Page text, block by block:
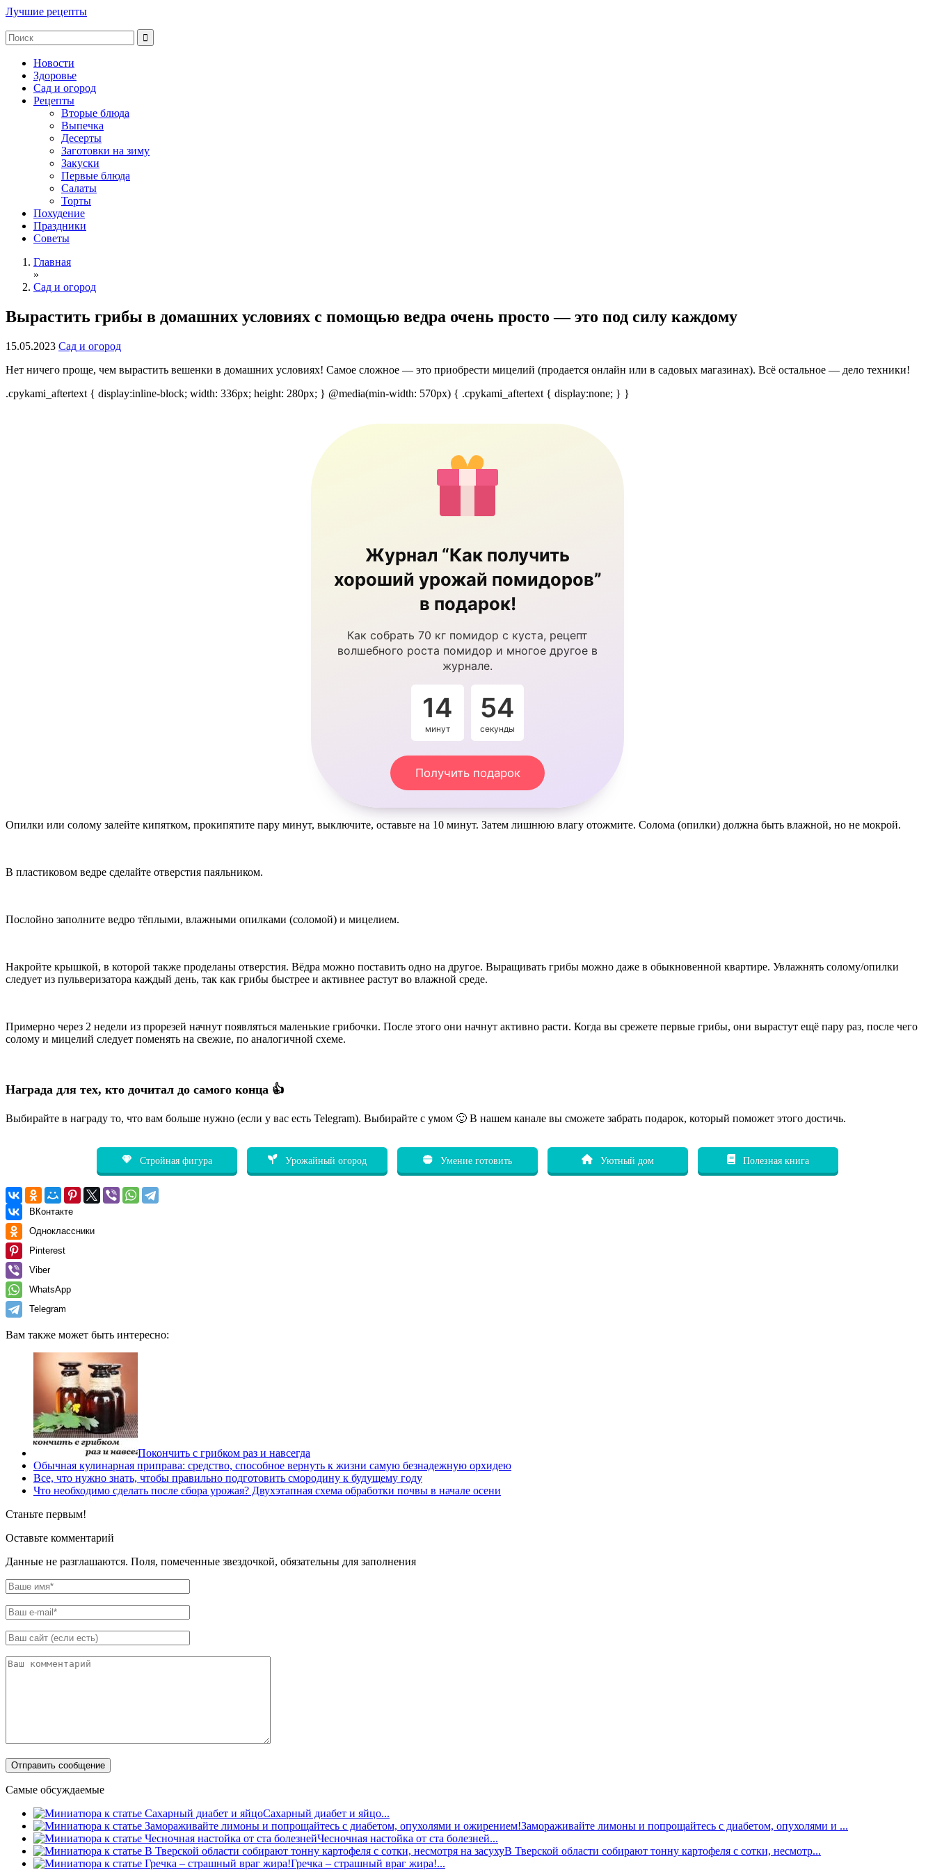
Лучшие рецепты
Новости
Здоровье
Сад и огород
Рецепты
Вторые блюда
Выпечка
Десерты
Заготовки на зиму
Закуски
Первые блюда
Салаты
Торты
Похудение
Праздники
Советы
Главная
»
Сад и огород
Вырастить грибы в домашних условиях с помощью ведра очень просто — это под силу каждому
15.05.2023 Сад и огород
Нет ничего проще, чем вырастить вешенки в домашних условиях! Самое сложное — это приобрести мицелий (продается онлайн или в садовых магазинах). Всё остальное — дело техники!
.cpykami_aftertext { display:inline-block; width: 336px; height: 280px; } @media(min-width: 570px) { .cpykami_aftertext { display:none; } }
Журнал “Как получить
хороший урожай помидоров”
в подарок!
Как собрать 70 кг помидор с куста, рецепт
волшебного роста помидор и многое другое в
журнале.
14
минут
54
секунды
Получить подарок
Опилки или солому залейте кипятком, прокипятите пару минут, выключите, оставьте на 10 минут. Затем лишнюю влагу отожмите. Солома (опилки) должна быть влажной, но не мокрой.
В пластиковом ведре сделайте отверстия паяльником.
Послойно заполните ведро тёплыми, влажными опилками (соломой) и мицелием.
Накройте крышкой, в которой также проделаны отверстия. Вёдра можно поставить одно на другое. Выращивать грибы можно даже в обыкновенной квартире. Увлажнять солому/опилки
следует из пульверизатора каждый день, так как грибы быстрее и активнее растут во влажной среде.
Примерно через 2 недели из прорезей начнут появляться маленькие грибочки. После этого они начнут активно расти. Когда вы срежете первые грибы, они вырастут ещё пару раз, после чего
солому и мицелий следует поменять на свежие, по аналогичной схеме.
Награда для тех, кто дочитал до самого конца 👍
Выбирайте в награду то, что вам больше нужно (если у вас есть Telegram). Выбирайте с умом 🙂 В нашем канале вы сможете забрать подарок, который поможет этого достичь.
Стройная фигура Урожайный огород Умение готовить Уютный дом Полезная книга
ВКонтакте
Одноклассники
Pinterest
Viber
WhatsApp
Telegram
Вам также может быть интересно:
Покончить с грибком раз и навсегда
Обычная кулинарная приправа: средство, способное вернуть к жизни самую безнадежную орхидею
Все, что нужно знать, чтобы правильно подготовить смородину к будущему году
Что необходимо сделать после сбора урожая? Двухэтапная схема обработки почвы в начале осени
Станьте первым!
Оставьте комментарий
Данные не разглашаются. Поля, помеченные звездочкой, обязательны для заполнения
Самые обсуждаемые
Сахарный диабет и яйцо...
Замораживайте лимоны и попрощайтесь с диабетом, опухолями и ...
Чесночная настойка от ста болезней...
В Тверской области собирают тонну картофеля с сотки, несмотр...
Гречка – страшный враг жира!...